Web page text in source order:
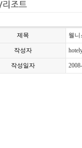
제목 웰니
작성자
작성일자